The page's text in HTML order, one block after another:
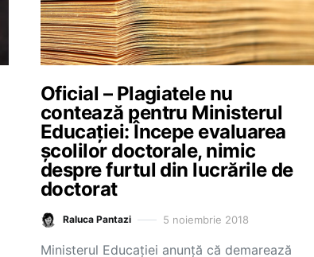
Oficial – Plagiatele nu
contează pentru Ministerul
Educației: Începe evaluarea
școlilor doctorale, nimic
despre furtul din lucrările de
doctorat
Raluca Pantazi 5 noiembrie 2018
Ministerul Educației anunță că demarează